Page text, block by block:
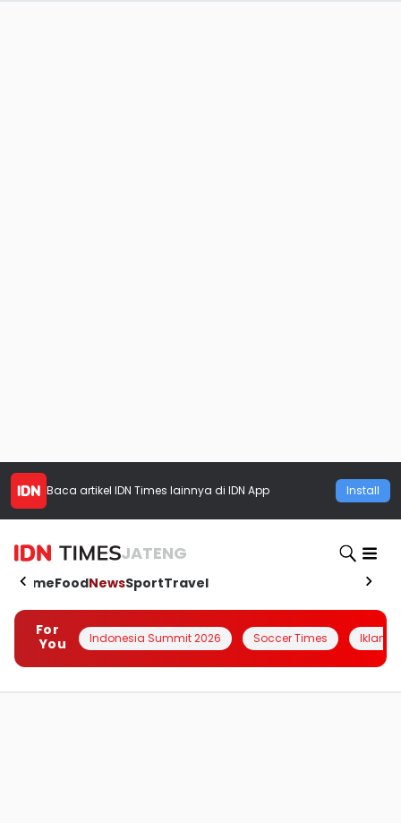
Baca artikel IDN Times lainnya di IDN App Install
JATENG
HomeFoodNewsSportTravel
For
You
Indonesia Summit 2026 Soccer Times Iklanin